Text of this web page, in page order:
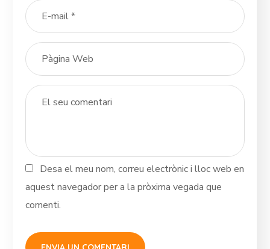
Desa el meu nom, correu electrònic i lloc web en
aquest navegador per a la pròxima vegada que
comenti.